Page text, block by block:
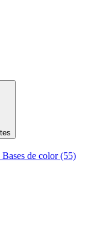
Bases de color (55)